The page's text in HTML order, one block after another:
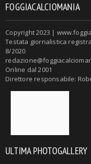
FOGGIACALCIOMANIA
Copyright 2023 |
Testata giornalistica
8/2020
Online dal 2001
Direttore responsabile:
ULTIMA PHOTOGALLERY